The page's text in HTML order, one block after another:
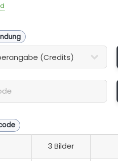
3 Bilder